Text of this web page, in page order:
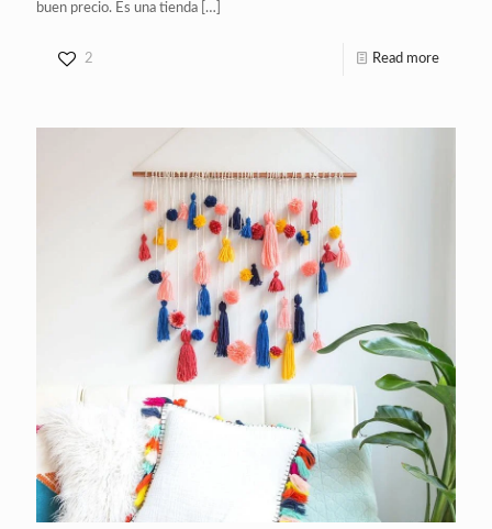
buen precio. Es una tienda […]
2 Read more